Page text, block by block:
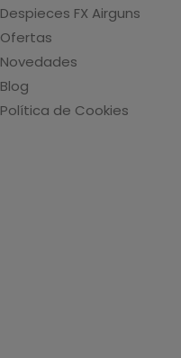
Despieces FX Airguns
Ofertas
Novedades
Blog
Política de Cookies